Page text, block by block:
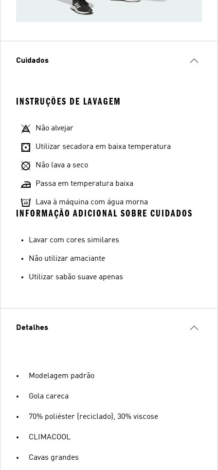
Cuidados
INSTRUÇÕES DE LAVAGEM
Não alvejar
Utilizar secadora em baixa temperatura
Não lava a seco
Passa em temperatura baixa
Lava à máquina com água morna
INFORMAÇÃO ADICIONAL SOBRE CUIDADOS
Lavar com cores similares
Não utilizar amaciante
Utilizar sabão suave apenas
Detalhes
Modelagem padrão
Gola careca
70% poliéster (reciclado), 30% viscose
CLIMACOOL
Cavas grandes